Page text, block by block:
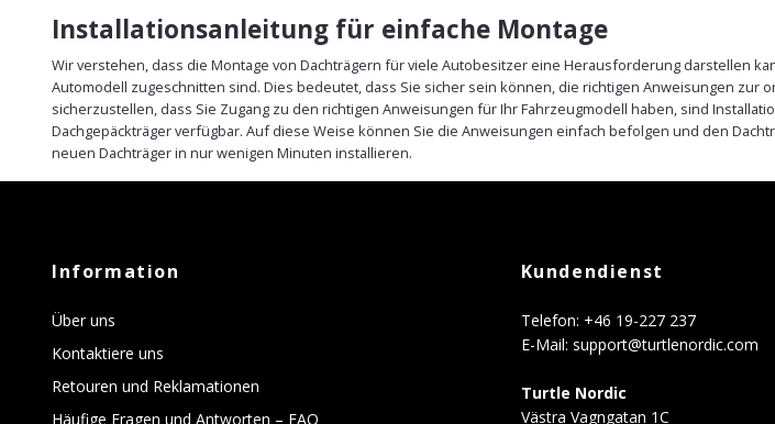
Installationsanleitung für einfache Montage
Wir verstehen, dass die Montage von Dachträgern für viele Autobesitzer eine Herausforderung darstellen
Automodell zugeschnitten sind. Dies bedeutet, dass Sie sicher sein können, die richtigen Anweisungen zur
sicherzustellen, dass Sie Zugang zu den richtigen Anweisungen für Ihr Fahrzeugmodell haben, sind
Dachgepäckträger verfügbar. Auf diese Weise können Sie die Anweisungen einfach befolgen und den
neuen Dachträger in nur wenigen Minuten installieren.
Information
Über uns
Kontaktiere uns
Retouren und Reklamationen
Häufige Fragen und Antworten – FAQ
Kundendienst
Telefon: +46 19-227 237
E-Mail: support@turtlenordic.com
Turtle Nordic
Västra Vagngatan 1C